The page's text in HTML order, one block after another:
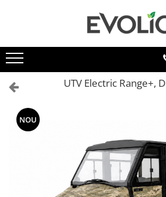
UTV Electric Range+,
NOU